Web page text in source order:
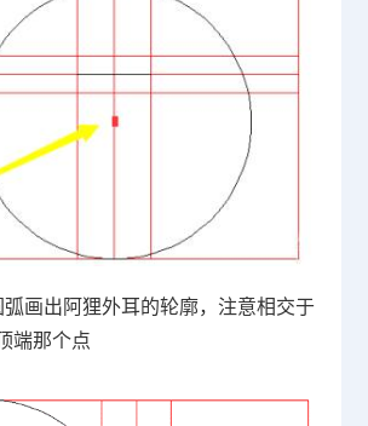
画出阿狸外耳的轮廓，注意相交于
端那个点